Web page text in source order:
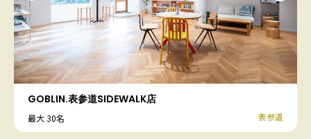
GOBLIN.表参道SIDEWALK店
最大 30名 表参道